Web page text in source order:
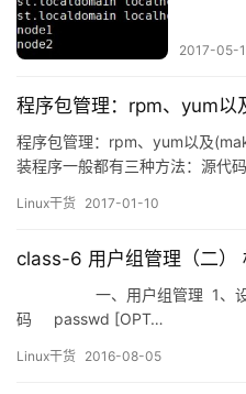
2017-05-
程序包管理：rpm、yum以
程序包管理：rpm、yum以及
装程序一般都有三种方法：源代
程序包管理方式都大同小异: 源
Linux干货 2017-01-10
class-6 用户组管理（二）
一、用户组管理 1、设
码 passwd [OPT…
Linux干货 2016-08-05